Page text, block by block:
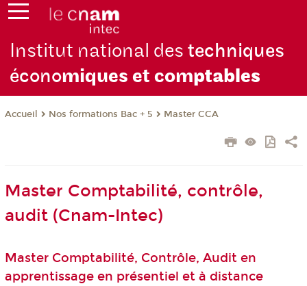
Institut national destechniques
économiques et comptables
Accueil Nos formations Bac + 5 Master CCA
Master Comptabilité, contrôle,
audit (Cnam-Intec)
Master Comptabilité, Contrôle, Audit en
apprentissage en présentiel et à distance